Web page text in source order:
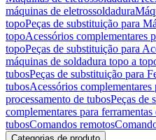
máquinas de eletrossoldadura
topoPeças de substituição para
topoAcessórios complementares
topoPeças de substituição para
máquinas de soldadura topo a
tubosPeças de substituição para
tubosAcessórios complementares
processamento de tubosPeças de
complementares para
tubosComandos remotos